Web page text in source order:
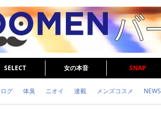
SELECT 女の本音 SNAP
グ 体臭 ニオイ 連載 メンズコスメ NEWS